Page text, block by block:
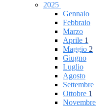
2025
Gennaio
Febbraio
Marzo
Aprile 1
Maggio 2
Giugno
Luglio
Agosto
Settembre
Ottobre 1
Novembre